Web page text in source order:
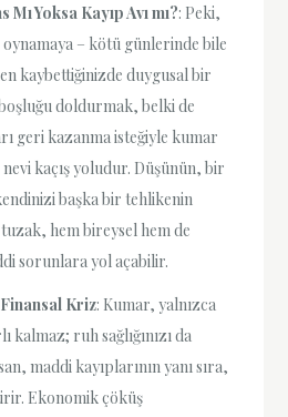
Yoksa Kayıp Avı mı?: Peki,
– kötü günlerinde bile
kaybettiğinizde duygusal bir
doldurmak, belki de
geri kazanma isteğiyle kumar
kaçış yoludur. Düşünün, bir
başka bir tehlikenin
hem bireysel hem de
sorunlara yol açabilir.
Kriz: Kumar, yalnızca
kalmaz; ruh sağlığınızı da
maddi kayıplarının yanı sıra,
Ekonomik çöküş